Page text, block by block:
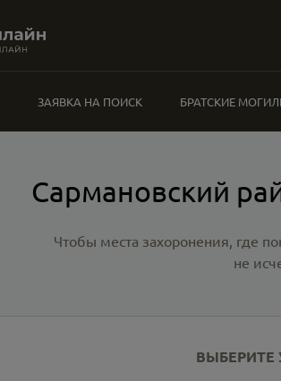
ЗАЯВКА НА ПОИСК БРАТСКИЕ
Сармановский
Чтобы места захоронения, где
не
ВЫБЕРИТЕ